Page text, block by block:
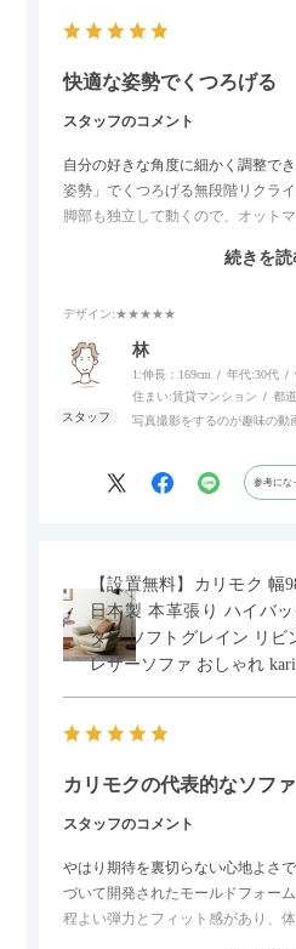
快適な姿勢でくつろげる
スタッフのコメント
自分の好きな角度に細かく調整で
姿勢」でくつろげる無段階リクラ
脚部も独立して動くので、オット
スマホやタブレットを充電しなが
個人的にはコードレス＆充電式な
にせず、好きな場所に置けるのが
続きを読
デザイン:★★★★★
林
1:伸長：169cm 年代:30代
住まい:賃貸マンション 都
写真撮影をするのが趣味の動
参考にな
【設置無料】カリモク 幅
日本製 本革張り ハイバ
タン ソフトグレイン リビ
レザーソファ おしゃれ
カリモクの代表的なソファ
スタッフのコメント
やはり期待を裏切らない心地よさ
づいて開発されたモールドフォー
程よい弾力とフィット感があり、